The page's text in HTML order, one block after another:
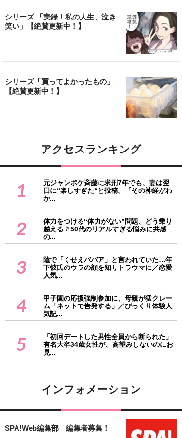
シリーズ 「実録！私の人生、泣き
笑い」【絶賛更新中！】
シリーズ「買ってよかったもの」
【絶賛更新中！】
アクセスランキング
1
元ジャンポケ斉藤に求刑7年でも、妻は翌
日に“楽しすぎた“と投稿。「その神経がわ
か...
2
体力をつける“体力がない”問題、どう乗り
越える？50代のリアルすぎる悩みに共感
の...
3
陰で「くせえババア」と言われていた…年
下彼氏のウラの顔を知りトラウマに／恋愛
人気...
4
甲子園の応援強制参加に、母親が猛クレー
ム「ネットで告発する」／びっくり体験人
気記...
5
「初回デートした男性全員から断られた」
有名大卒34歳女性が、高望みしないのにお
見...
インフォメーション
SPA!Web編集部 編集者募集！